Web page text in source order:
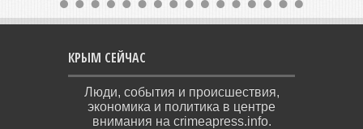
КРЫМ СЕЙЧАС
Люди, события и происшествия,
экономика и политика в центре
внимания на crimeapress.info.